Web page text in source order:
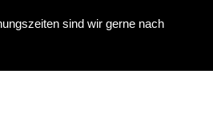
sind wir gerne nach